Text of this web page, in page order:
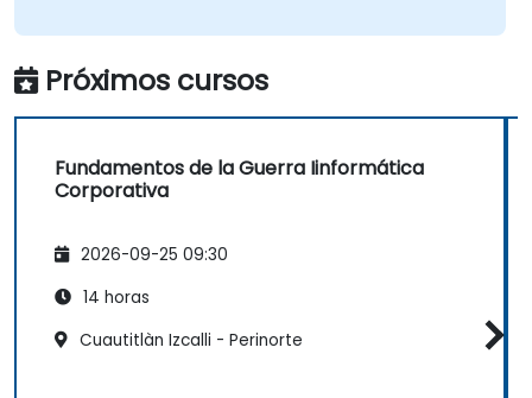
Próximos cursos
Fundamentos de la Guerra Iinformática
Corporativa
2026-09-25 09:30
14 horas
Cuautitlàn Izcalli - Perinorte